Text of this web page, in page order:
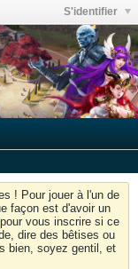
S'identifier
! Pour jouer à l'un de
façon est d'avoir un
pour vous inscrire si ce
dire des bêtises ou
bien, soyez gentil, et